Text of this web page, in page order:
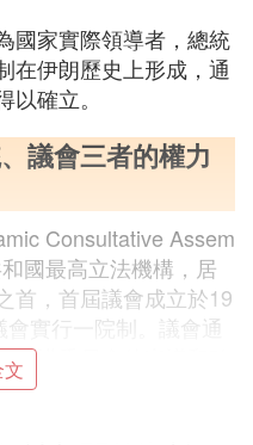
國家實際領導者，總統
在伊朗歷史上形成，通
確立。
議會三者的權力
Consultative Assem
國最高立法機構，居
首，首屆議會成立於19
實行一院制。議會通
監護委員會的審議和確
義和憲法原則。一旦議